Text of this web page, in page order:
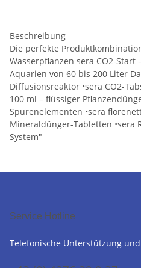
Beschreibung
Die perfekte
Wasserpflanzen sera CO2-Start
Aquarien von 60 bis 200 Liter
Diffusionsreaktor •sera CO2-
100 ml – flüssiger
Spurenelementen •sera
Mineraldünger-Tabletten •sera
System"
Service Hotline
Telefonische Unterstützung